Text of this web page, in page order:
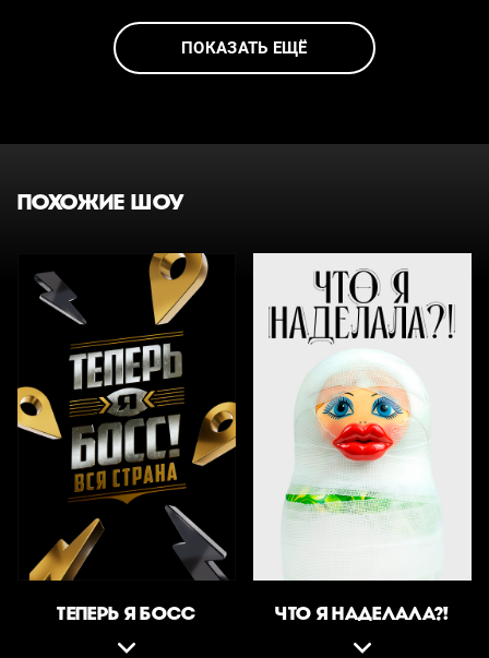
ПОКАЗАТЬ ЕЩЁ
ПОХОЖИЕ ШОУ
ТЕПЕРЬ Я БОСС ЧТО Я НАДЕЛАЛА?!